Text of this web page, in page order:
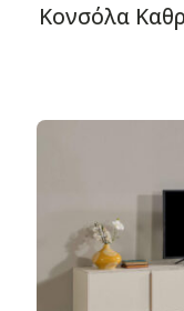
Κονσόλα